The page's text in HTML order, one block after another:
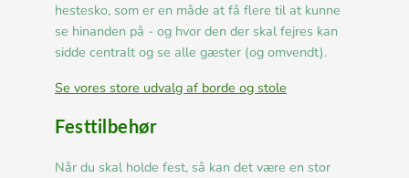
hestesko, som er en måde at få flere til at kunne
se hinanden på - og hvor den der skal fejres kan
sidde centralt og se alle gæster (og omvendt).
Se vores store udvalg af borde og stole
Festtilbehør
Når du skal holde fest, så kan det være en stor